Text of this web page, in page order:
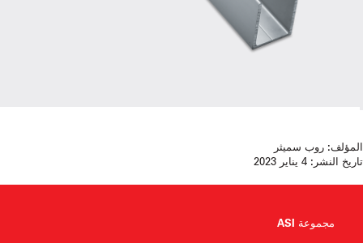
المؤلف: روب سميثر
تاريخ النشر:
مجموعة ASI